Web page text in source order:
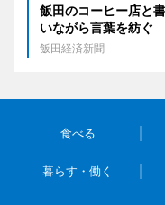
飯田のコーヒー店と
いながら言葉を紡ぐ
飯田経済新聞
食べる
暮らす・働く